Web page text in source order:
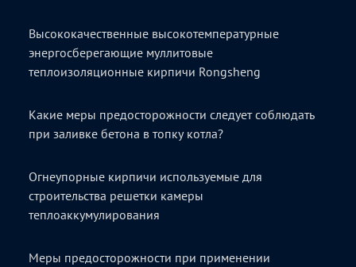
Высококачественные высокотемпературные
энергосберегающие муллитовые
теплоизоляционные кирпичи Rongsheng
Какие меры предосторожности следует соблюдать
при заливке бетона в топку котла?
Огнеупорные кирпичи используемые для
строительства решетки камеры
теплоаккумулирования
Меры предосторожности при применении